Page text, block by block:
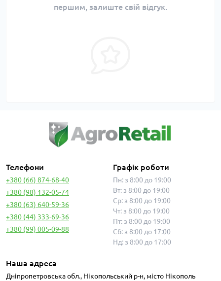
першим, залиште свій відгук.
Телефони
+380 (66) 874-68-40
+380 (98) 132-05-74
+380 (63) 640-59-36
+380 (44) 333-69-36
+380 (99) 005-09-88
Графік роботи
Пн: з 8:00 до 19:00
Вт: з 8:00 до 19:00
Ср: з 8:00 до 19:00
Чт: з 8:00 до 19:00
Пт: з 8:00 до 19:00
Сб: з 8:00 до 17:00
Нд: з 8:00 до 17:00
Наша адреса
Дніпропетровська обл., Нікопольський р-н, місто Нікополь